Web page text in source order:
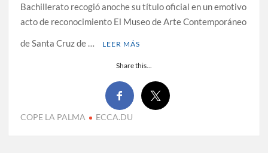
Bachillerato recogió anoche su título oficial en un emotivo
acto de reconocimiento El Museo de Arte Contemporáneo
de Santa Cruz de …
LEER MÁS
Share this...
COPE LA PALMA ECCA.DU